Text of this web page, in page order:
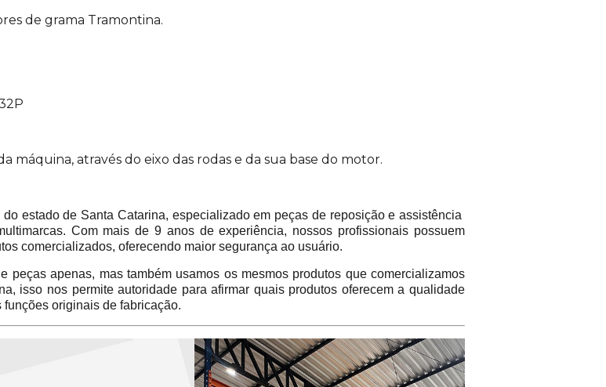
de grama Tramontina.
máquina, através do eixo das rodas e da sua base do motor.
estado de Santa Catarina, especializado em peças de reposição e assistência
Com mais de 9 anos de experiência, nossos profissionais possuem
comercializados, oferecendo maior segurança ao usuário.
peças apenas, mas também usamos os mesmos produtos que comercializamos
isso nos permite autoridade para afirmar quais produtos oferecem a qualidade
originais de fabricação.